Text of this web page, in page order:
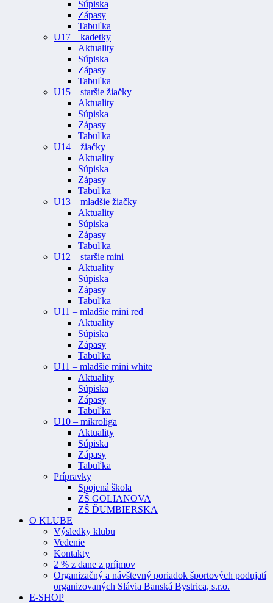
Súpiska
Zápasy
Tabuľka
U17 – kadetky
Aktuality
Súpiska
Zápasy
Tabuľka
U15 – staršie žiačky
Aktuality
Súpiska
Zápasy
Tabuľka
U14 – žiačky
Aktuality
Súpiska
Zápasy
Tabuľka
U13 – mladšie žiačky
Aktuality
Súpiska
Zápasy
Tabuľka
U12 – staršie mini
Aktuality
Súpiska
Zápasy
Tabuľka
U11 – mladšie mini red
Aktuality
Súpiska
Zápasy
Tabuľka
U11 – mladšie mini white
Aktuality
Súpiska
Zápasy
Tabuľka
U10 – mikroliga
Aktuality
Súpiska
Zápasy
Tabuľka
Prípravky
Spojená škola
ZŠ GOLIANOVA
ZŠ ĎUMBIERSKA
O KLUBE
Výsledky klubu
Vedenie
Kontakty
2 % z dane z príjmov
Organizačný a návštevný poriadok športových podujatí
organizovaných Slávia Banská Bystrica, s.r.o.
E-SHOP